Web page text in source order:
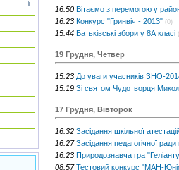
16:50 Вітаємо з перемогою у
16:23 Конкурс "Гринвіч - 2013" (0)
15:44 Батьківські збори у 8А класі
19 Грудня, Четвер
15:23 До уваги учасників ЗНО-
15:19 Зі святом Чудотворця
17 Грудня, Вівторок
16:32 Засідання шкільної
16:27 Засідання педагогічної
16:23 Природознавча гра
08:57 Тестовий конкурс "МАН-